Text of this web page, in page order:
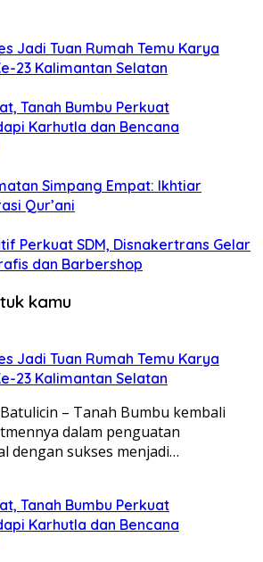
Jadi Tuan Rumah Temu Karya
23 Kalimantan Selatan
Tanah Bumbu Perkuat
Karhutla dan Bencana
Simpang Empat: Ikhtiar
Qur’ani
Perkuat SDM, Disnakertrans Gelar
dan Barbershop
kamu
Jadi Tuan Rumah Temu Karya
23 Kalimantan Selatan
– Tanah Bumbu kembali
dalam penguatan
dengan sukses menjadi…
Tanah Bumbu Perkuat
Karhutla dan Bencana